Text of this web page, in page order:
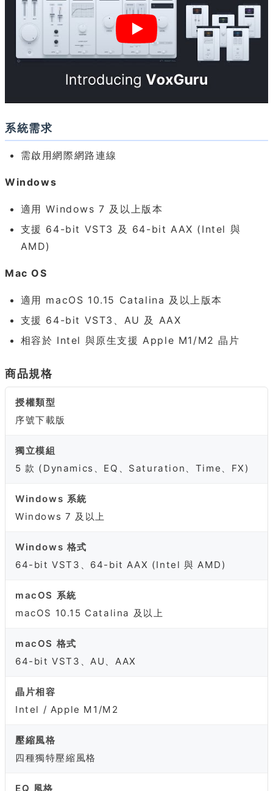
系統需求
需啟用網際網路連線
Windows
適用 Windows 7 及以上版本
支援 64-bit VST3 及 64-bit AAX (Intel 與
AMD)
Mac OS
適用 macOS 10.15 Catalina 及以上版本
支援 64-bit VST3、AU 及 AAX
相容於 Intel 與原生支援 Apple M1/M2 晶片
商品規格
授權類型
序號下載版
獨立模組
5 款 (Dynamics、EQ、Saturation、Time、FX)
Windows 系統
Windows 7 及以上
Windows 格式
64-bit VST3、64-bit AAX (Intel 與 AMD)
macOS 系統
macOS 10.15 Catalina 及以上
macOS 格式
64-bit VST3、AU、AAX
晶片相容
Intel / Apple M1/M2
壓縮風格
四種獨特壓縮風格
EQ 風格